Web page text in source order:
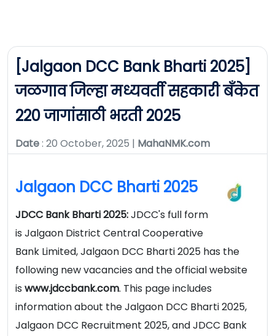
[Jalgaon DCC Bank Bharti 2025]
जळगाव जिल्हा मध्यवर्ती सहकारी बँकेत
220 जागांसाठी भरती 2025
Date: 20 October, 2025 | MahaNMK.com
Jalgaon DCC Bharti 2025
JDCC Bank Bharti 2025:JDCC's full form
is Jalgaon District Central Cooperative
Bank Limited, Jalgaon DCC Bharti 2025 has the
following new vacancies and the official website
is www.jdccbank.com. This page includes
information about the Jalgaon DCC Bharti 2025,
Jalgaon DCC Recruitment 2025, and JDCC Bank